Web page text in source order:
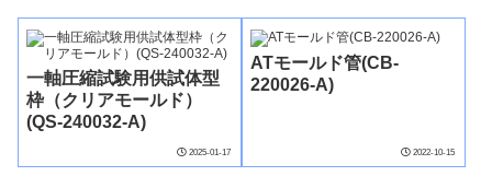
一軸圧縮試験用供試体型
枠（クリアモールド）
(QS-240032-A)
2025-01-17
ATモールド管(CB-
220026-A)
2022-10-15